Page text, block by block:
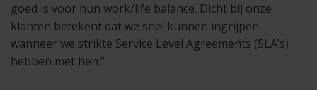
goed is voor hun work/life balance. Dicht bij onze
klanten betekent dat we snel kunnen ingrijpen
wanneer we strikte Service Level Agreements (SLA’s)
hebben met hen.”